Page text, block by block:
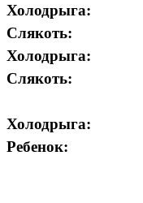
Холодрыга:
Слякоть:
Холодрыга:
Слякоть:
Холодрыга:
Ребенок: